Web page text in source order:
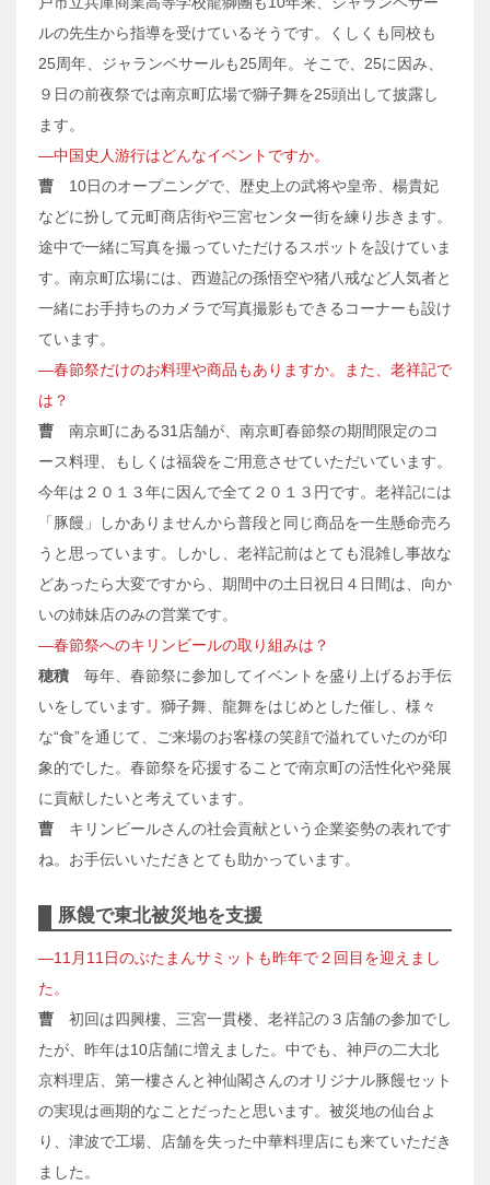
ルの先生から指導を受けているそうです。くしくも同校も
25周年、ジャランベサールも25周年。そこで、25に因み、
９日の前夜祭では南京町広場で獅子舞を25頭出して披露し
ます。
―中国史人游行はどんなイベントですか。
曹 10日のオープニングで、歴史上の武将や皇帝、楊貴妃
などに扮して元町商店街や三宮センター街を練り歩きます。
途中で一緒に写真を撮っていただけるスポットを設けていま
す。南京町広場には、西遊記の孫悟空や猪八戒など人気者と
一緒にお手持ちのカメラで写真撮影もできるコーナーも設け
ています。
―春節祭だけのお料理や商品もありますか。また、老祥記で
は？
曹 南京町にある31店舗が、南京町春節祭の期間限定のコ
ース料理、もしくは福袋をご用意させていただいています。
今年は２０１３年に因んで全て２０１３円です。老祥記には
「豚饅」しかありませんから普段と同じ商品を一生懸命売ろ
うと思っています。しかし、老祥記前はとても混雑し事故な
どあったら大変ですから、期間中の土日祝日４日間は、向か
いの姉妹店のみの営業です。
―春節祭へのキリンビールの取り組みは？
穂積 毎年、春節祭に参加してイベントを盛り上げるお手伝
いをしています。獅子舞、龍舞をはじめとした催し、様々
な“食”を通じて、ご来場のお客様の笑顔で溢れていたのが印
象的でした。春節祭を応援することで南京町の活性化や発展
に貢献したいと考えています。
曹 キリンビールさんの社会貢献という企業姿勢の表れです
ね。お手伝いいただきとても助かっています。
豚饅で東北被災地を支援
―11月11日のぶたまんサミットも昨年で２回目を迎えまし
た。
曹 初回は四興樓、三宮一貫楼、老祥記の３店舗の参加でし
たが、昨年は10店舗に増えました。中でも、神戸の二大北
京料理店、第一樓さんと神仙閣さんのオリジナル豚饅セット
の実現は画期的なことだったと思います。被災地の仙台よ
り、津波で工場、店舗を失った中華料理店にも来ていただき
ました。